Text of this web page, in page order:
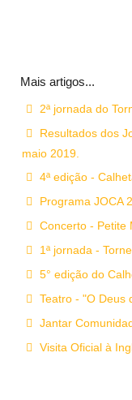
Mais artigos...
2ª jornada do
Resultados dos
maio 2019.
4ª edição -
Programa JOCA
Concerto - Petite
1ª jornada -
5° edição do
Teatro - "O Deus
Jantar
Visita Oficial à